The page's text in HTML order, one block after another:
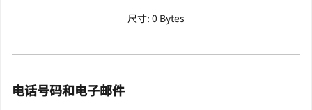
尺寸: 0 Bytes
电话号码和电子邮件